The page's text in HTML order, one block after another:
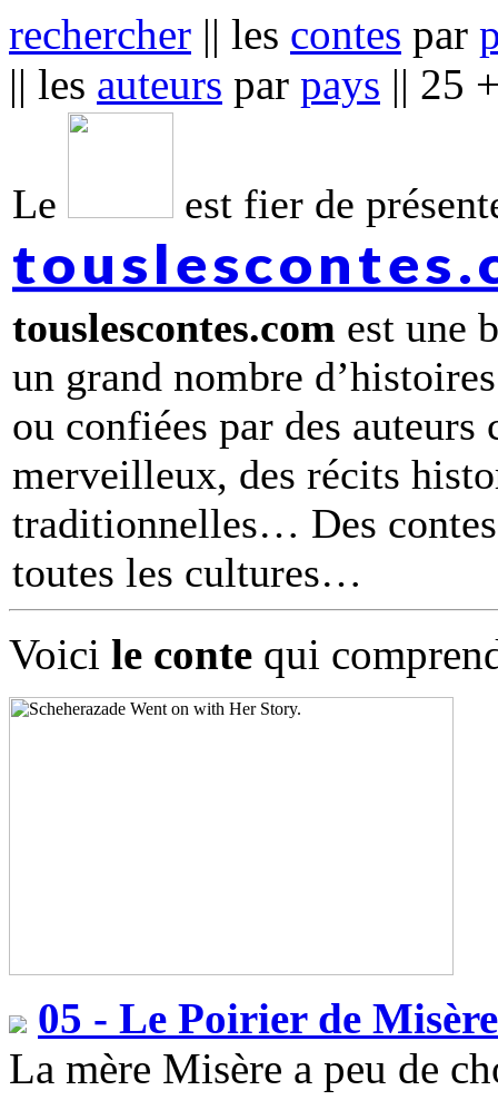
rechercher || les contes par
|| les auteurs par pays || 25
Le est fier de
touslescontes.com est une
un grand nombre
ou confiées par des
merveilleux, des récits
traditionnelles… Des
toutes les cultures
Voici le conte qui
05 - Le Poirier de Misère
La mère Misère a peu de